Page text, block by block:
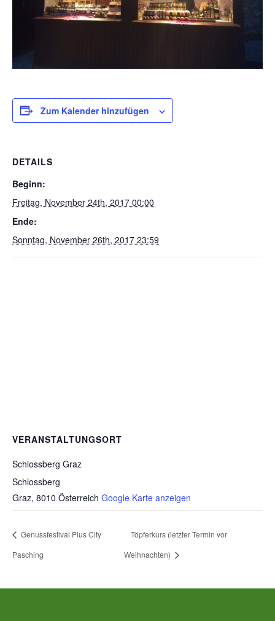
Zum Kalender hinzufügen
DETAILS
Beginn:
Freitag, November 24th, 2017 00:00
Ende:
Sonntag, November 26th, 2017 23:59
VERANSTALTUNGSORT
Schlossberg Graz
Schlossberg
Graz, 8010 Österreich Google Karte anzeigen
Genussfestival Plus City
Pasching
Töpferkurs (letzter Termin vor
Weihnachten)